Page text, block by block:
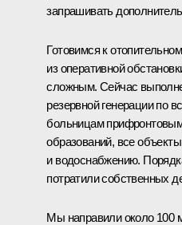
запрашивать
Готовимся к
из оперативной
сложным. Сейчас
резервной генерации по
больницам
образований, все
и водоснабжению.
потратили собственных
Мы направили около 100